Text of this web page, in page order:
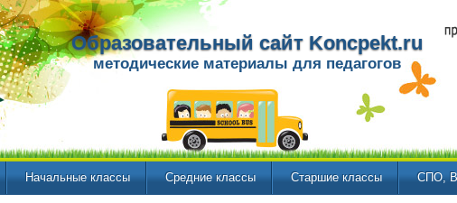
Образовательный сайт Koncpekt.ru
методические материалы для педагогов
Начальные классы Средние классы Старшие классы СПО,